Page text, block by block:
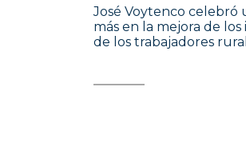
José Voytenco celebró
más en la mejora de los
de los trabajadores